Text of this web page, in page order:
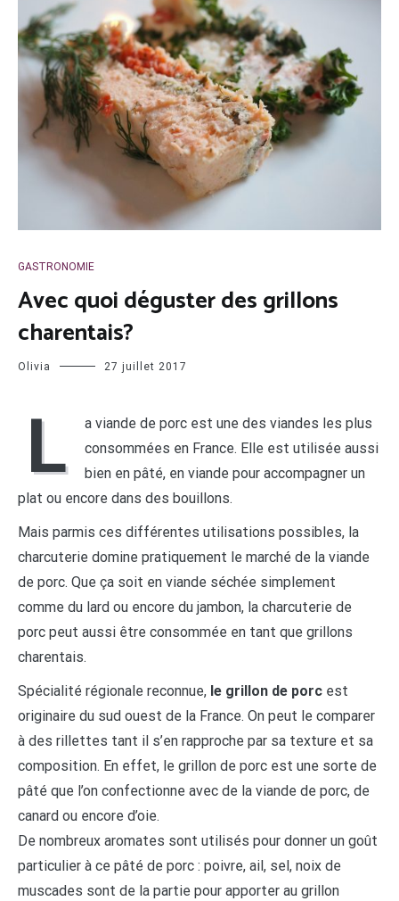
GASTRONOMIE
Avec quoi déguster des grillons
charentais?
Olivia 27 juillet 2017
L
a viande de porc est une des viandes les plus
consommées en France. Elle est utilisée aussi
bien en pâté, en viande pour accompagner un
plat ou encore dans des bouillons.
Mais parmis ces différentes utilisations possibles, la
charcuterie domine pratiquement le marché de la viande
de porc. Que ça soit en viande séchée simplement
comme du lard ou encore du jambon, la charcuterie de
porc peut aussi être consommée en tant que grillons
charentais.
Spécialité régionale reconnue, le grillon de porc est
originaire du sud ouest de la France. On peut le comparer
à des rillettes tant il s’en rapproche par sa texture et sa
composition. En effet, le grillon de porc est une sorte de
pâté que l’on confectionne avec de la viande de porc, de
canard ou encore d’oie.
De nombreux aromates sont utilisés pour donner un goût
particulier à ce pâté de porc : poivre, ail, sel, noix de
muscades sont de la partie pour apporter au grillon